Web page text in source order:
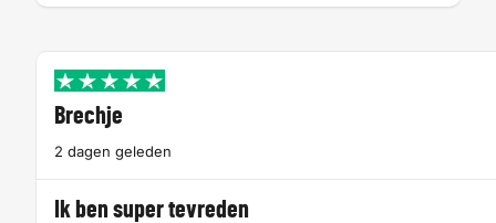
Brechje
2 dagen geleden
Ik ben super tevreden